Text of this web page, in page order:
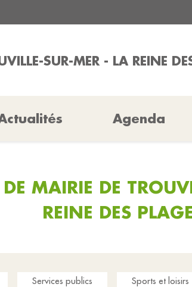
SUR-MER - LA REINE
Agenda
MAIRIE DE
REINE DES
Services publics
Sports et loisirs